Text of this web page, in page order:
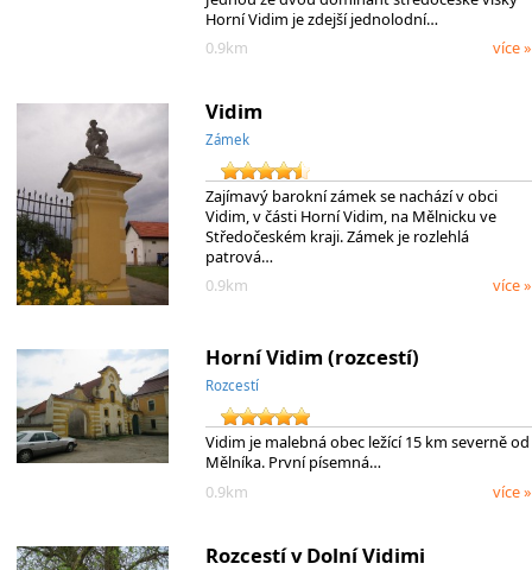
Horní Vidim je zdejší jednolodní…
0.9km
více »
Vidim
Zámek
Zajímavý barokní zámek se nachází v obci
Vidim, v části Horní Vidim, na Mělnicku ve
Středočeském kraji. Zámek je rozlehlá
patrová…
0.9km
více »
Horní Vidim (rozcestí)
Rozcestí
Vidim je malebná obec ležící 15 km severně od
Mělníka. První písemná…
0.9km
více »
Rozcestí v Dolní Vidimi